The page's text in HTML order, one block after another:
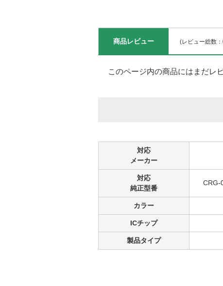
商品レビュー (レビュー総数
このページ内の商品にはまだレ
対応
メーカー
対応
純正型番
カラー
ICチップ
製品タイプ